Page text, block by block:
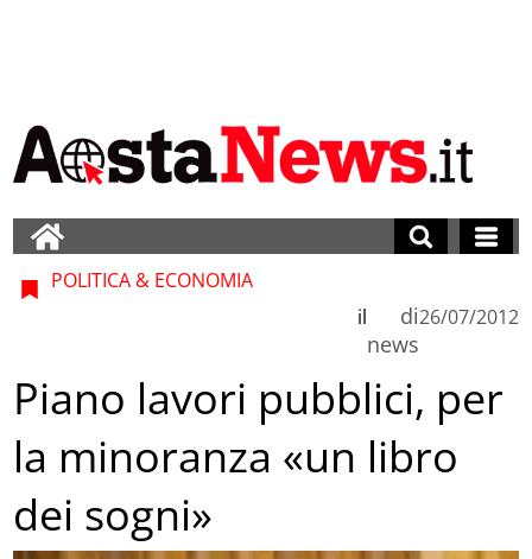
POLITICA & ECONOMIA
di
news
il 26/07/2012
Piano lavori pubblici, per
la minoranza «un libro
dei sogni»